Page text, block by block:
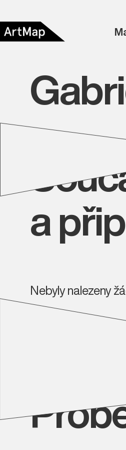
a
Nebyly nalezeny